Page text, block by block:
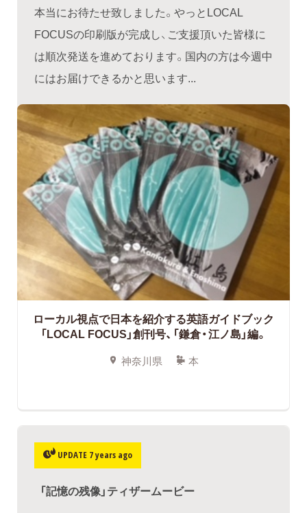
本当にお待たせ致しました。やっとLOCAL
FOCUSの印刷版が完成し、ご支援頂いた皆様に
は順次発送を進めております。国内の方は今週中
にはお届けできるかと思います...
ローカル視点で日本を紹介する英語ガイドブック
「LOCAL FOCUS」創刊号、「鎌倉・江ノ島」編。
神奈川県 本
UPDATE 7 years ago
「記憶の残像」ティザームービー